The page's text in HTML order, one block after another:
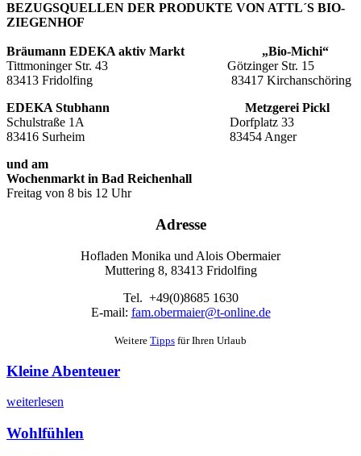
BEZUGSQUELLEN DER PRODUKTE VON ATTL´S BIO-
ZIEGENHOF
Bräumann EDEKA aktiv Markt „Bio-Michi“
Tittmoninger Str. 43 Götzinger Str. 15
83413 Fridolfing 83417 Kirchanschöring
EDEKA Stubhann
Metzgerei Pickl
Schulstraße 1A Dorfplatz 33
83416 Surheim 83454 Anger
und am
Wochenmarkt in Bad Reichenhall
Freitag von 8 bis 12 Uhr
Adresse
Hofladen Monika und Alois Obermaier
Muttering 8, 83413 Fridolfing
Tel. +49(0)8685 1630
E-mail: fam.obermaier@t-online.de
Weitere Tipps für Ihren Urlaub
Kleine Abenteuer
weiterlesen
Wohlfühlen